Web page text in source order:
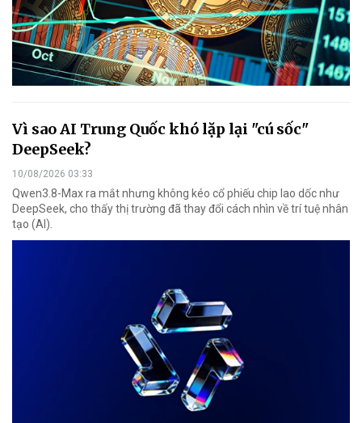
Vì sao AI Trung Quốc khó lặp lại "cú sốc"
DeepSeek?
10/08/2026 03:33
Qwen3.8-Max ra mắt nhưng không kéo cổ phiếu chip lao dốc như
DeepSeek, cho thấy thị trường đã thay đổi cách nhìn về trí tuệ nhân
tạo (AI).